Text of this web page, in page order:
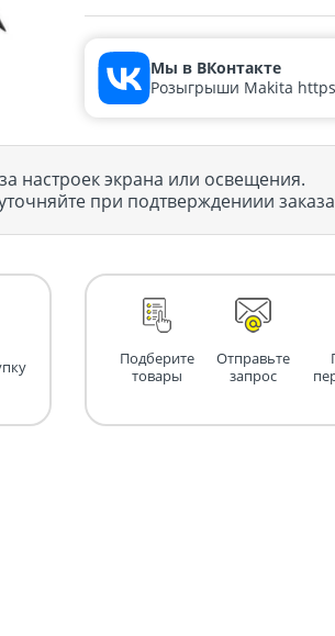
Мы в ВКонтакте
Розыгрыши Makita
настроек экрана или освещения.
при подтверждениии
Подберите
товары
Отправьте
запрос